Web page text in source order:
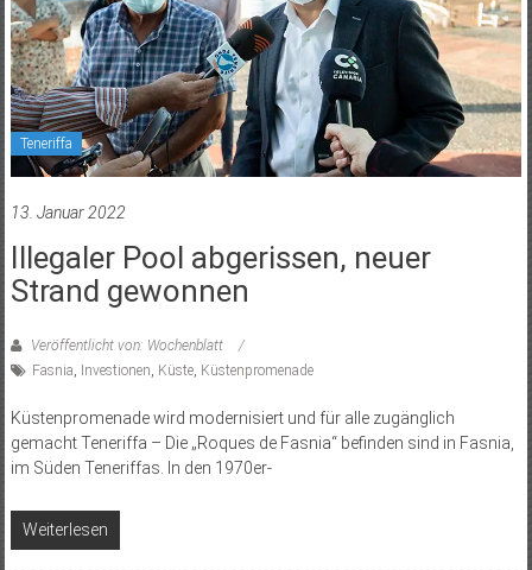
Teneriffa
13. Januar 2022
Illegaler Pool abgerissen, neuer
Strand gewonnen
Veröffentlicht von: Wochenblatt
Fasnia Investionen Küste, Küstenpromenade
Küstenpromenade wird modernisiert und für alle zugänglich
gemacht Teneriffa – Die „Roques de Fasnia“ befinden sind in Fasnia,
im Süden Teneriffas. In den 1970er-
Weiterlesen